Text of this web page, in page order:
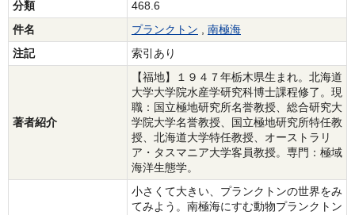
分類
468.6
件名
プランクトン , 南極海
注記
索引あり
著者紹介
【福地】１９４７年栃木県生まれ。北海道
大学大学院水産学研究科博士課程修了。現
職：国立極地研究所名誉教授、総合研究大
学院大学名誉教授、国立極地研究所特任教
授、北海道大学特任教授、オーストラリ
ア・タスマニア大学客員教授。専門：極域
海洋生態学。
小さくて大きい、プランクトンの世界をみ
てみよう。南極海にすむ動物プランクトン